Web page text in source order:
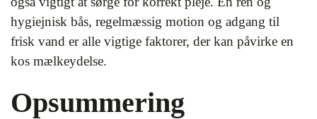
hygiejnisk bås, regelmæssig motion og adgang til
frisk vand er alle vigtige faktorer, der kan påvirke en
kos mælkeydelse.
Opsummering